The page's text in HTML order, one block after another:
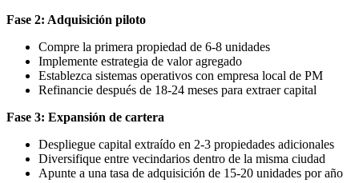
Fase 2: Adquisición piloto
Compre la primera propiedad de 6-8 unidades
Implemente estrategia de valor agregado
Establezca sistemas operativos con empresa local de PM
Refinancie después de 18-24 meses para extraer capital
Fase 3: Expansión de cartera
Despliegue capital extraído en 2-3 propiedades adicionales
Diversifique entre vecindarios dentro de la misma ciudad
Apunte a una tasa de adquisición de 15-20 unidades por año